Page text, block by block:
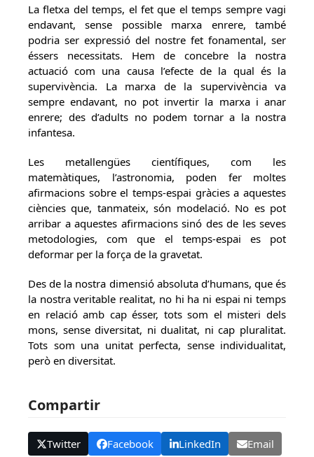
La fletxa del temps, el fet que el temps sempre vagi
endavant, sense possible marxa enrere, també
podria ser expressió del nostre fet fonamental, ser
éssers necessitats. Hem de concebre la nostra
actuació com una causa l’efecte de la qual és la
supervivència. La marxa de la supervivència va
sempre endavant, no pot invertir la marxa i anar
enrere; des d’adults no podem tornar a la nostra
infantesa.
Les metallengües científiques, com les
matemàtiques, l’astronomia, poden fer moltes
afirmacions sobre el temps-espai gràcies a aquestes
ciències que, tanmateix, són modelació. No es pot
arribar a aquestes afirmacions sinó des de les seves
metodologies, com que el temps-espai es pot
deformar per la força de la gravetat.
Des de la nostra dimensió absoluta d’humans, que és
la nostra veritable realitat, no hi ha ni espai ni temps
en relació amb cap ésser, tots som el misteri dels
mons, sense diversitat, ni dualitat, ni cap pluralitat.
Tots som una unitat perfecta, sense individualitat,
però en diversitat.
Compartir
Twitter Facebook LinkedIn Email